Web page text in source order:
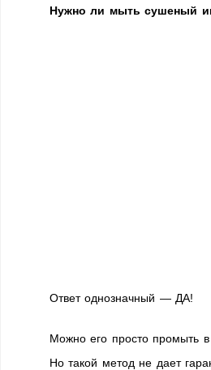
Нужно ли мыть сушеный
Ответ однозначный — ДА!
Можно его просто промыть в
Но такой метод не дает